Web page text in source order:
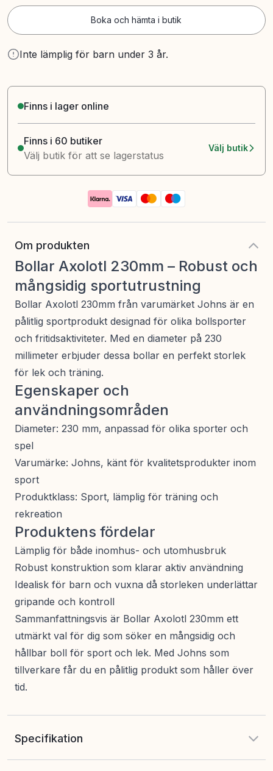
Boka och hämta i butik
Inte lämplig för barn under 3 år.
Finns i lager online
Finns i 60 butiker
Välj butik för att se lagerstatus
Välj butik
Om produkten
Bollar Axolotl 230mm – Robust och
mångsidig sportutrustning
Bollar Axolotl 230mm från varumärket Johns är en
pålitlig sportprodukt designad för olika bollsporter
och fritidsaktiviteter. Med en diameter på 230
millimeter erbjuder dessa bollar en perfekt storlek
för lek och träning.
Egenskaper och
användningsområden
Diameter: 230 mm, anpassad för olika sporter och
spel
Varumärke: Johns, känt för kvalitetsprodukter inom
sport
Produktklass: Sport, lämplig för träning och
rekreation
Produktens fördelar
Lämplig för både inomhus- och utomhusbruk
Robust konstruktion som klarar aktiv användning
Idealisk för barn och vuxna då storleken underlättar
gripande och kontroll
Sammanfattningsvis är Bollar Axolotl 230mm ett
utmärkt val för dig som söker en mångsidig och
hållbar boll för sport och lek. Med Johns som
tillverkare får du en pålitlig produkt som håller över
tid.
Specifikation